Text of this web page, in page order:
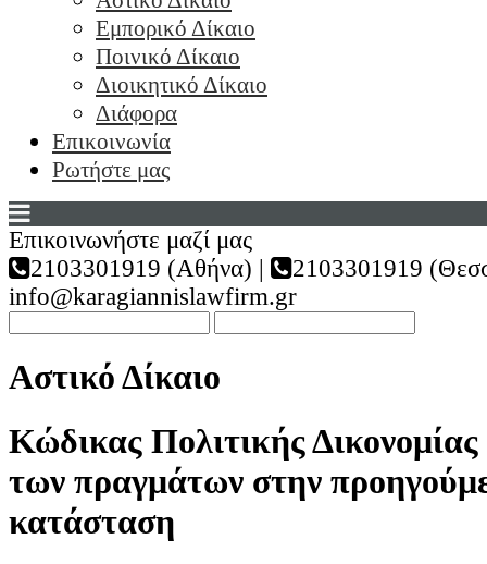
Εμπορικό Δίκαιο
Ποινικό Δίκαιο
Διοικητικό Δίκαιο
Διάφορα
Επικοινωνία
Ρωτήστε μας
Επικοινωνήστε μαζί μας
2103301919 (Αθήνα) |
2103301919
info@karagiannislawfirm.gr
Αστικό Δίκαιο
Κώδικας Πολιτικής
των πραγμάτων στην
κατάσταση